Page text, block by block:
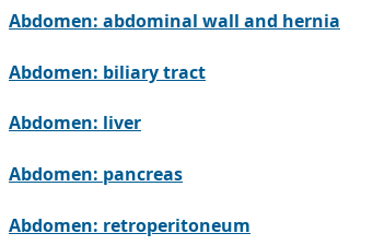
Abdomen: abdominal wall and hernia
Abdomen: biliary tract
Abdomen: liver
Abdomen: pancreas
Abdomen: retroperitoneum